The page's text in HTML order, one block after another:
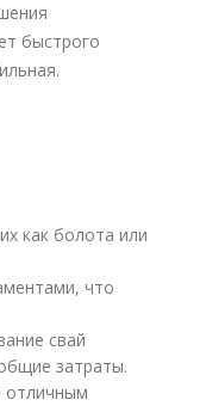
быстрого
как болота или
что
свай
затраты.
отличным